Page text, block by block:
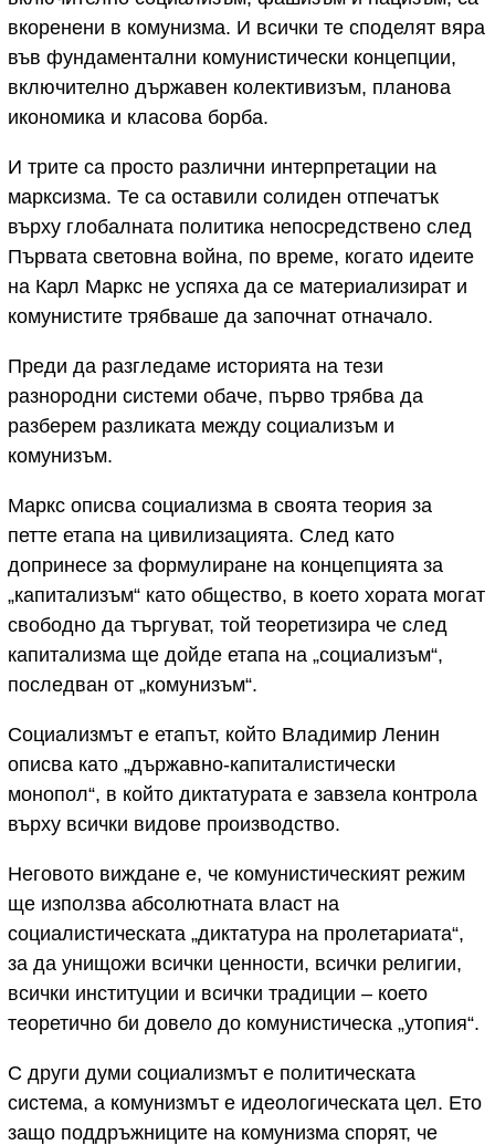
вкоренени в комунизма. И всички те споделят вяра
във фундаментални комунистически концепции,
включително държавен колективизъм, планова
икономика и класова борба.
И трите са просто различни интерпретации на
марксизма. Те са оставили солиден отпечатък
върху глобалната политика непосредствено след
Първата световна война, по време, когато идеите
на Карл Маркс не успяха да се материализират и
комунистите трябваше да започнат отначало.
Преди да разгледаме историята на тези
разнородни системи обаче, първо трябва да
разберем разликата между социализъм и
комунизъм.
Маркс описва социализма в своята теория за
петте етапа на цивилизацията. След като
допринесе за формулиране на концепцията за
„капитализъм“ като общество, в което хората могат
свободно да търгуват, той теоретизира че след
капитализма ще дойде етапа на „социализъм“,
последван от „комунизъм“.
Социализмът е етапът, който Владимир Ленин
описва като „държавно-капиталистически
монопол“, в който диктатурата е завзела контрола
върху всички видове производство.
Неговото виждане е, че комунистическият режим
ще използва абсолютната власт на
социалистическата „диктатура на пролетариата“,
за да унищожи всички ценности, всички религии,
всички институции и всички традиции – което
теоретично би довело до комунистическа „утопия“.
С други думи социализмът е политическата
система, а комунизмът е идеологическата цел. Ето
защо поддръжниците на комунизма спорят, че